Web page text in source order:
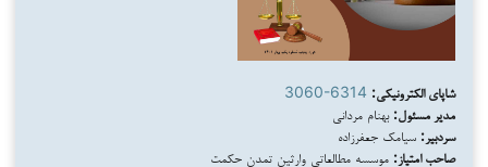
شاپای الکترونیکی: 3060-6314
مدیر مسئول: بهنام مردانی
سردبیر: سیامک جعفرزاده
صاحب امتیاز: موسسه مطالعاتی وارثین تمدن حکمت